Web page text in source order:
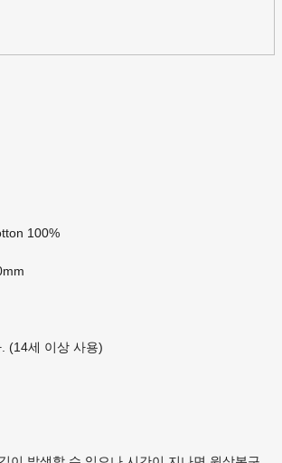
100%
(14세 이상 사용)